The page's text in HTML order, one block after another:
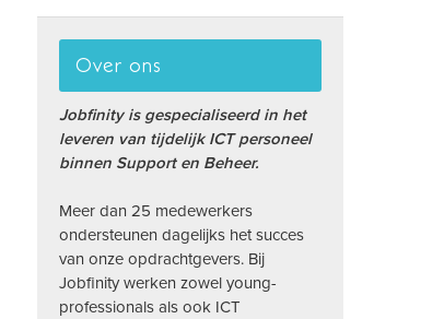
Over ons
Jobfinity is gespecialiseerd in het
leveren van tijdelijk ICT personeel
binnen Support en Beheer.
Meer dan 25 medewerkers
ondersteunen dagelijks het succes
van onze opdrachtgevers. Bij
Jobfinity werken zowel young-
professionals als ook ICT